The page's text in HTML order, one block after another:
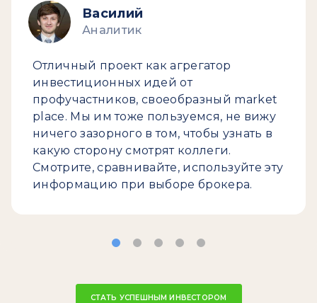
Василий
Аналитик
Отличный проект как агрегатор
инвестиционных идей от
профучастников, своеобразный market
place. Мы им тоже пользуемся, не вижу
ничего зазорного в том, чтобы узнать в
какую сторону смотрят коллеги.
Смотрите, сравнивайте, используйте эту
информацию при выборе брокера.
СТАТЬ УСПЕШНЫМ ИНВЕСТОРОМ